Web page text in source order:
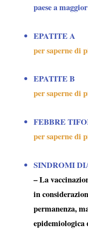
paese a
EPATITE A
per saperne di
EPATITE B
per saperne di
FEBBRE
per saperne di
SINDROMI
– La
in
permanenza,
epidemiologica